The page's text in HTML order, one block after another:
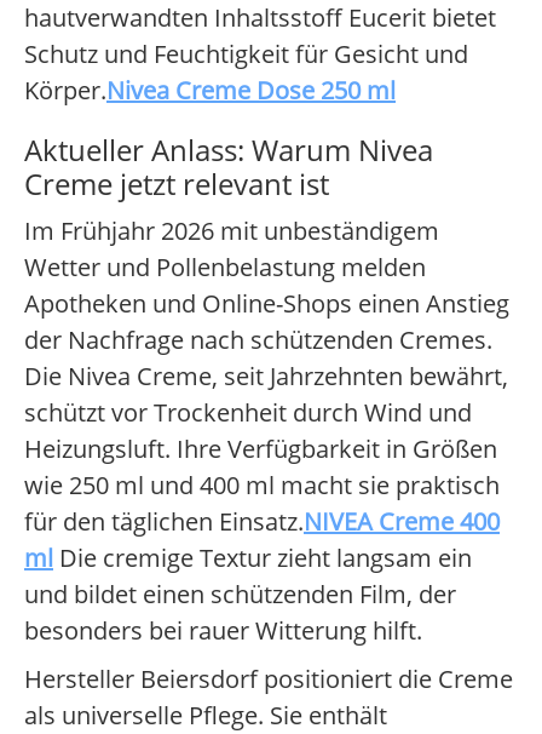
hautverwandten Inhaltsstoff Eucerit bietet
Schutz und Feuchtigkeit für Gesicht und
Körper.Nivea Creme Dose 250 ml
Aktueller Anlass: Warum Nivea
Creme jetzt relevant ist
Im Frühjahr 2026 mit unbeständigem
Wetter und Pollenbelastung melden
Apotheken und Online-Shops einen Anstieg
der Nachfrage nach schützenden Cremes.
Die Nivea Creme, seit Jahrzehnten bewährt,
schützt vor Trockenheit durch Wind und
Heizungsluft. Ihre Verfügbarkeit in Größen
wie 250 ml und 400 ml macht sie praktisch
für den täglichen Einsatz.NIVEA Creme 400
ml Die cremige Textur zieht langsam ein
und bildet einen schützenden Film, der
besonders bei rauer Witterung hilft.
Hersteller Beiersdorf positioniert die Creme
als universelle Pflege. Sie enthält